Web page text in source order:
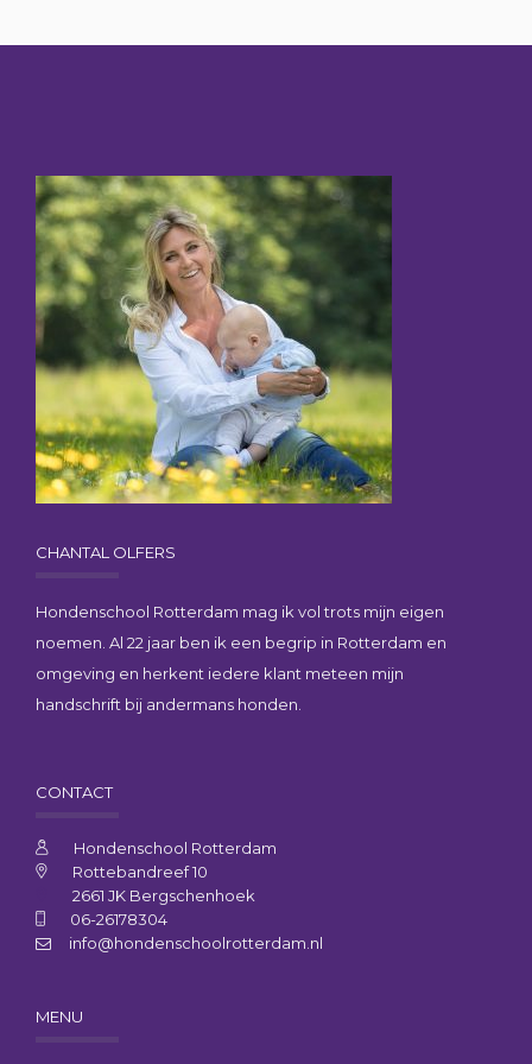
CHANTAL OLFERS
Hondenschool Rotterdam mag ik vol trots mijn eigen
noemen. Al 22 jaar ben ik een begrip in Rotterdam en
omgeving en herkent iedere klant meteen mijn
handschrift bij andermans honden.
CONTACT
Hondenschool Rotterdam
Rottebandreef 10
2661 JK Bergschenhoek
06-26178304
info@hondenschoolrotterdam.nl
MENU